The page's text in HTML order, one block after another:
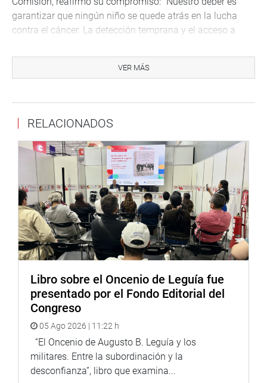
garantizar que ningún niño se quede atrás en la lucha
contra el cáncer. La detección temprana y el acceso a
vida de miles de familias peruanas. Seguiremos
trabajando de la mano con todas las instituciones para
VER MÁS
RELACIONADOS
Libro sobre el Oncenio de Leguía fue
presentado por el Fondo Editorial del
Congreso
05 Ago 2026 | 11:22 h
“El Oncenio de Augusto B. Leguía y los
militares. Entre la subordinación y la
desconfianza”, libro que examina...